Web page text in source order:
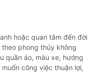
hoặc quan tâm đến đời
phong thủy không
quần áo, màu xe, hướng
công việc thuận lợi,